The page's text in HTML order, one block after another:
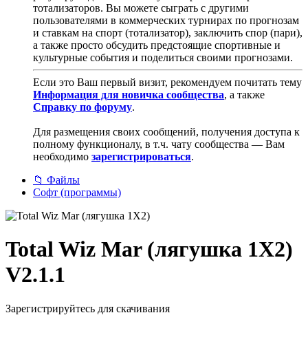
тотализаторов. Вы можете сыграть с другими
пользователями в коммерческих турнирах по прогнозам
и ставкам на спорт (тотализатор), заключить спор (пари),
а также просто обсудить предстоящие спортивные и
культурные события и поделиться своими прогнозами.
Если это Ваш первый визит, рекомендуем почитать тему
Информация для новичка сообщества, а также
Cправку по форуму.
Для размещения своих сообщений, получения доступа к
полному функционалу, в т.ч. чату сообщества — Вам
необходимо зарегистрироваться.
📁 Файлы
Софт (программы)
Total Wiz Mar (лягушка 1X2)
V2.1.1
Зарегистрируйтесь для скачивания